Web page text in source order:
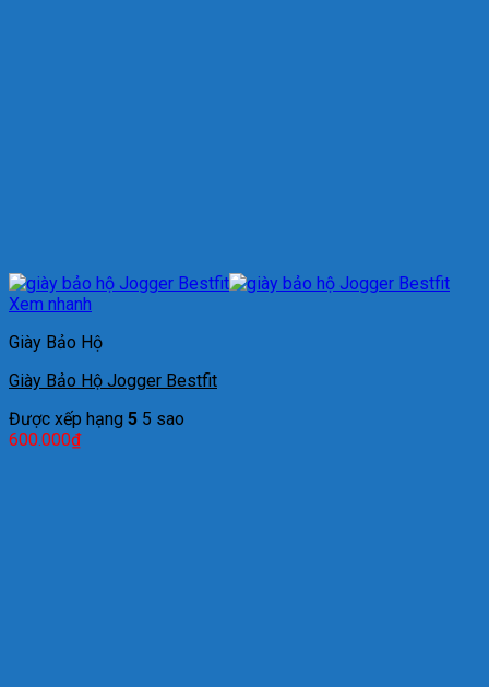
Xem nhanh
Giày Bảo Hộ
Giày Bảo Hộ Jogger Bestfit
Được xếp hạng 5 5 sao
600.000₫